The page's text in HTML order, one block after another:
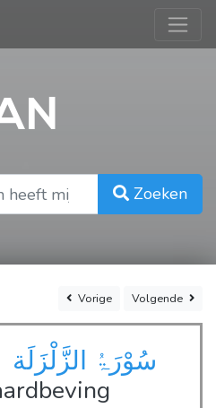
Zoeken
Vorige Volgende
سُوْرَۃُ الزَّلْزَلَة